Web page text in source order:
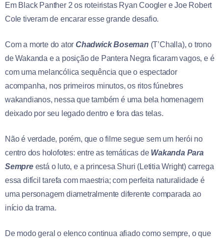
Em Black Panther 2 os roteiristas Ryan Coogler e Joe Robert
Cole tiveram de encarar esse grande desafio.
Com a morte do ator Chadwick Boseman (T’Challa), o trono
de Wakanda e a posição de Pantera Negra ficaram vagos, e é
com uma melancólica sequência que o espectador
acompanha, nos primeiros minutos, os ritos fúnebres
wakandianos, nessa que também é uma bela homenagem
deixado por seu legado dentro e fora das telas.
Não é verdade, porém, que o filme segue sem um herói no
centro dos holofotes: entre as temáticas de Wakanda Para
Sempreestá o luto, e a princesa Shuri (Letitia Wright) carrega
essa difícil tarefa com maestria; com perfeita naturalidade é
uma personagem diametralmente diferente comparada ao
início da trama.
De modo geral o elenco continua afiado como sempre, o que